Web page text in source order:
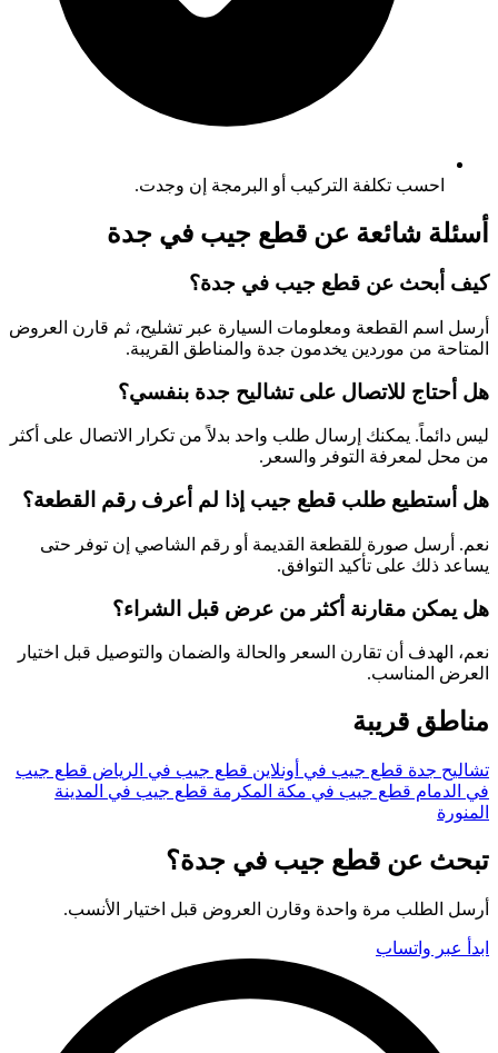
احسب تكلفة التركيب أو البرمجة إن وجدت.
أسئلة شائعة عن قطع جيب في جدة
كيف أبحث عن قطع جيب في جدة؟
أرسل اسم القطعة ومعلومات السيارة عبر تشليح، ثم قارن العروض
المتاحة من موردين يخدمون جدة والمناطق القريبة.
هل أحتاج للاتصال على تشاليح جدة بنفسي؟
ليس دائماً. يمكنك إرسال طلب واحد بدلاً من تكرار الاتصال على أكثر
من محل لمعرفة التوفر والسعر.
هل أستطيع طلب قطع جيب إذا لم أعرف رقم القطعة؟
نعم. أرسل صورة للقطعة القديمة أو رقم الشاصي إن توفر حتى
يساعد ذلك على تأكيد التوافق.
هل يمكن مقارنة أكثر من عرض قبل الشراء؟
نعم، الهدف أن تقارن السعر والحالة والضمان والتوصيل قبل اختيار
العرض المناسب.
مناطق قريبة
تشاليح جدة قطع جيب في أونلاين قطع جيب في الرياض قطع جيب
في الدمام قطع جيب في مكة المكرمة قطع جيب في المدينة
المنورة
تبحث عن قطع جيب في جدة؟
أرسل الطلب مرة واحدة وقارن العروض قبل اختيار الأنسب.
ابدأ عبر واتساب